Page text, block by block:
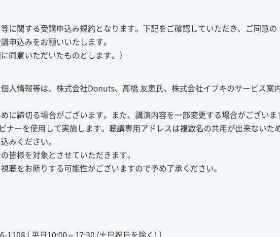
に関する受講申込み規約となります。下記をご確認していただき、ご同意の
申込みをお願いいたします。
同意いただいたものとします。）
人情報等は、株式会社Donuts、高橋 友恵氏、株式会社イブキのサービス案
に締切る場合がございます。また、講演内容を一部変更する場合がございま
ーを使用して実施します。聴講専用アドレスは複数名の共用が出来ないため
みください。
皆様を対象とさせていただきます。
聴をお断りする可能性がございますので予め了承ください。
1108 [ 平日10:00～17:30 (土日祝日を除く) ]